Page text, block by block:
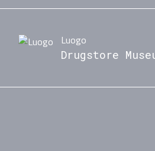
Luogo
Drugstore